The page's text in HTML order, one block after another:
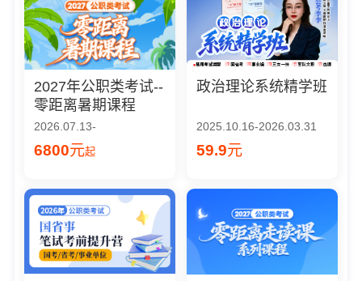
2027年公职类考试--
零距离暑期课程
2026.07.13-
6800元起
政治理论系统精学班
2025.10.16-2026.03.31
59.9元